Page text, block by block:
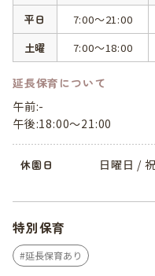
平日
7:00～21:00
土曜
7:00～18:00
延長保育について
午前:-
午後:18:00～21:00
休園日 日曜日 /
特別保育
延長保育あり